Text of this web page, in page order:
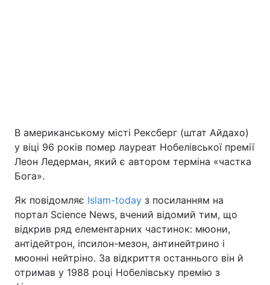
Київ Львів
Дніпро
Одеса
Спорт Наука
В американському місті Рексберг (штат Айдахо)
у віці 96 років помер лауреат Нобелівської премії
Леон Ледерман, який є автором терміна «частка
Бога».
Як повідомляє Islam-today з посиланням на
портал Science News, вчений відомий тим, що
відкрив ряд елементарних частинок: мюони,
антідейтрон, іпсилон-мезон, антинейтрино і
мюонні нейтріно. За відкриття останнього він й
отримав у 1988 році Нобелівську премію з